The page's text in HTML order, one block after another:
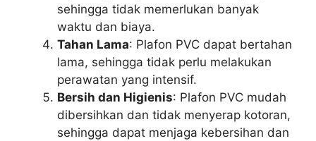
sehingga tidak memerlukan banyak
waktu dan biaya.
Tahan Lama: Plafon PVC dapat bertahan
lama, sehingga tidak perlu melakukan
perawatan yang intensif.
Bersih dan Higienis: Plafon PVC mudah
dibersihkan dan tidak menyerap kotoran,
sehingga dapat menjaga kebersihan dan